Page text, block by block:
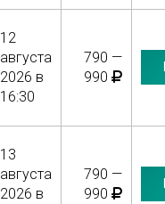
12
августа
2026 в
16:30
790 —
990
13
августа
2026 в
790 —
990